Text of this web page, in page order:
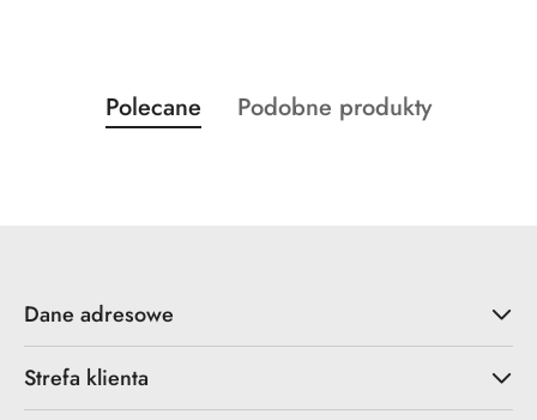
Pomiń karuzelę produktów
Produkty
o
Polecane
Produkty
Podobne produkty
Dane adresowe
Strefa klienta